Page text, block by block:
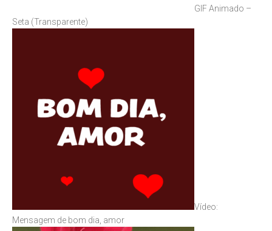
GIF Animado –
Seta (Transparente)
Vídeo:
Mensagem de bom dia, amor